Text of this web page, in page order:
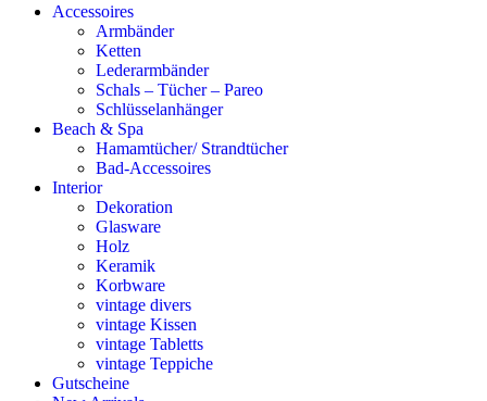
Accessoires
Armbänder
Ketten
Lederarmbänder
Schals – Tücher – Pareo
Schlüsselanhänger
Beach & Spa
Hamamtücher/ Strandtücher
Bad-Accessoires
Interior
Dekoration
Glasware
Holz
Keramik
Korbware
vintage divers
vintage Kissen
vintage Tabletts
vintage Teppiche
Gutscheine